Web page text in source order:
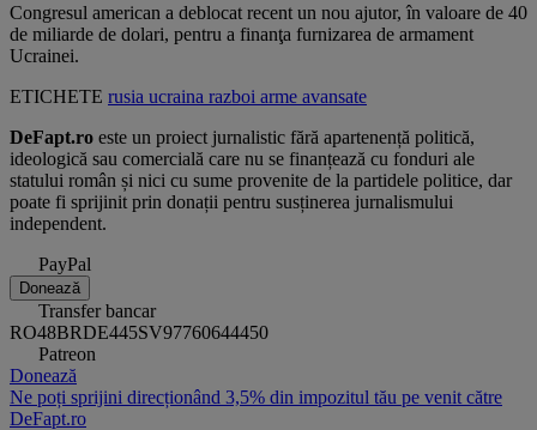
Congresul american a deblocat recent un nou ajutor, în valoare de 40
de miliarde de dolari, pentru a finanţa furnizarea de armament
Ucrainei.
ETICHETE rusia ucraina razboi arme avansate
DeFapt.ro este un proiect jurnalistic fără apartenență politică,
ideologică sau comercială care nu se finanțează cu fonduri ale
statului român și nici cu sume provenite de la partidele politice, dar
poate fi sprijinit prin donații pentru susținerea jurnalismului
independent.
PayPal
Donează
Transfer bancar
RO48BRDE445SV97760644450
Patreon
Donează
Ne poți sprijini direcționând 3,5% din impozitul tău pe venit către
DeFapt.ro